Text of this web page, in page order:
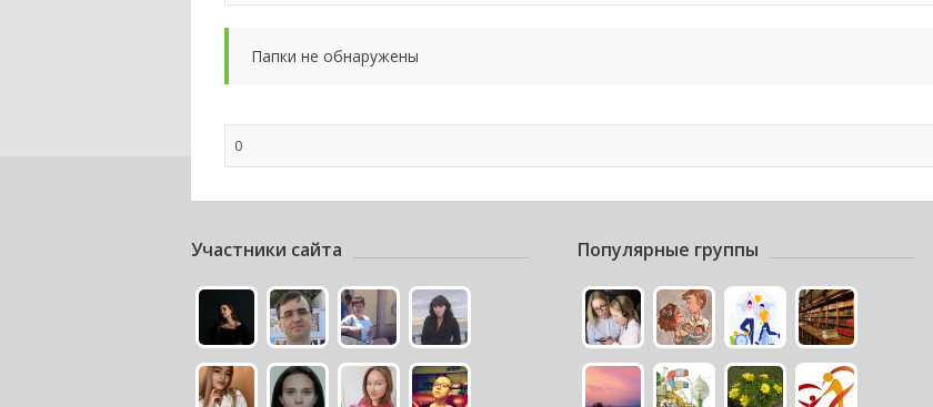
Папки не обнаружены
0
Участники сайта Популярные группы